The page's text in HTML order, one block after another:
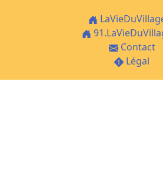
Contact
Légal